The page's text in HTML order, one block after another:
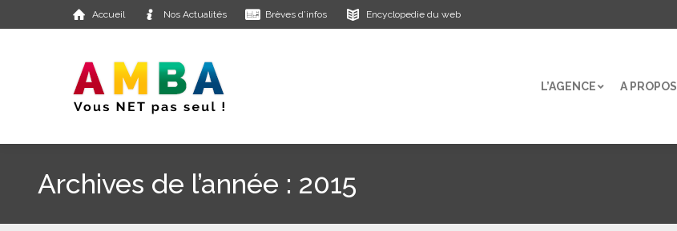
Accueil Nos Actualités Brèves d’infos Encyclopedie du web
L’AGENCE A PROPOS
Archives de l’année : 2015